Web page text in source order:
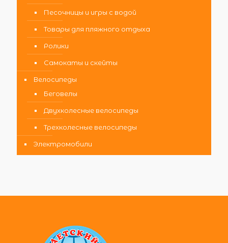
Песочницы и игры с водой
Товары для пляжного отдыха
Ролики
Самокаты и скейты
Велосипеды
Беговелы
Двухколесные велосипеды
Трехколесные велосипеды
Электромобили